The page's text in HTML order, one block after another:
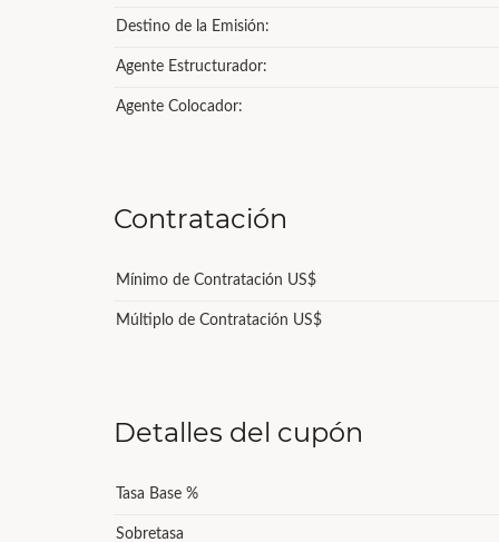
Destino de la Emisión:
Agente Estructurador:
Agente Colocador:
Contratación
Mínimo de Contratación US$
Múltiplo de Contratación US$
Detalles del cupón
Tasa Base %
Sobretasa